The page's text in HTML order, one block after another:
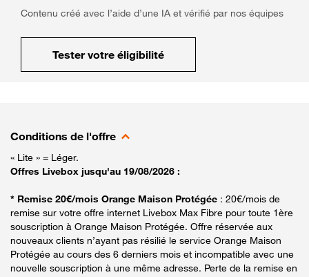
Contenu créé avec l’aide d’une IA et vérifié par nos équipes
Tester votre éligibilité
Conditions de l'offre
« Lite » = Léger.
Offres Livebox jusqu'au 19/08/2026 :
* Remise 20€/mois Orange Maison Protégée : 20€/mois de
remise sur votre offre internet Livebox Max Fibre pour toute 1ère
souscription à Orange Maison Protégée. Offre réservée aux
nouveaux clients n’ayant pas résilié le service Orange Maison
Protégée au cours des 6 derniers mois et incompatible avec une
nouvelle souscription à une même adresse. Perte de la remise en